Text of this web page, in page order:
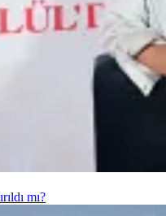
mı?